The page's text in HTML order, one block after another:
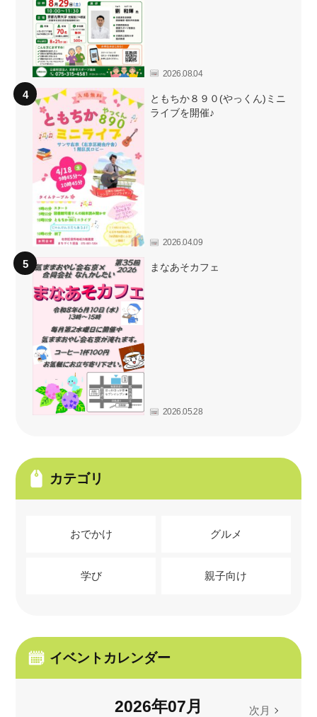
2026.08.04
ともちか８９０(やっくん)ミニ
ライブを開催♪
2026.04.09
まなあそカフェ
2026.05.28
カテゴリ
おでかけ グルメ
学び 親子向け
イベントカレンダー
2026年07 月 次月